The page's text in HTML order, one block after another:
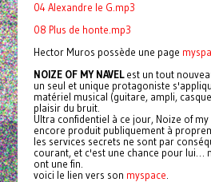
04 Alexandre le G.mp3
08 Plus de honte.mp3
Hector Muros possède une page
NOIZE OF MY NAVELest un tout
un seul et unique protagoniste
matériel musical (guitare, ampli,
plaisir du bruit.
Ultra confidentiel à ce jour, Noize of
encore produit publiquement à
les services secrets ne sont par
courant, et c'est une chance pour lui…
ont une fin.
voici le lien vers son myspace